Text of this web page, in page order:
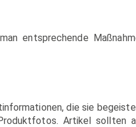
entsprechende
die sie
Artikel sollten